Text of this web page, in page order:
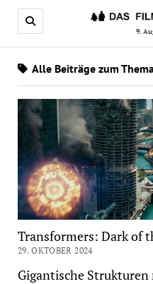
9.
Alle Beiträge zum
Transformers: Dark of
29. OKTOBER 2024
Gigantische